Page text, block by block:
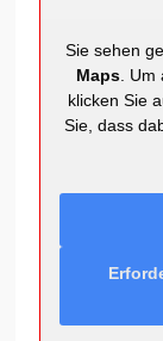
Sie sehen
Maps. Um
klicken Sie
Sie, dass